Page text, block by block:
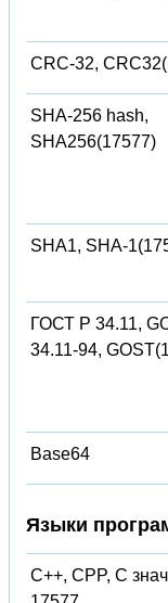
CRC-32,
SHA-256 hash,
SHA256(17577)
SHA1, SHA-
ГОСТ Р 34.11,
34.11-94,
Base64
Языки
C++, CPP, C